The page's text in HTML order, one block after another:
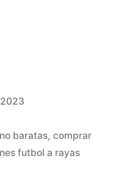
baratas, comprar
futbol a rayas